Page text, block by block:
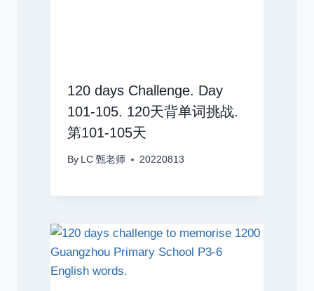
120 days Challenge. Day
101-105. 120天背单词挑战.
第101-105天
By LC 甄老师 20220813